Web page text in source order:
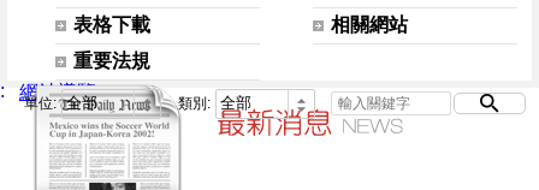
表格下載
相關網站
重要法規
網站導覽
單位: 類別: